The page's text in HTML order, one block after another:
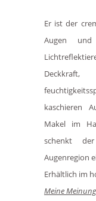
Er ist der
Augen und
kaschieren
Makel im
schenkt
Augenregion
Erhältlich im
Meine